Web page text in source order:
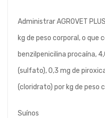
Administrar AGROVET
kg de peso corporal, o que
benzilpenicilina procaína,
(sulfato), 0,3 mg de
(cloridrato) por kg de peso
Suínos